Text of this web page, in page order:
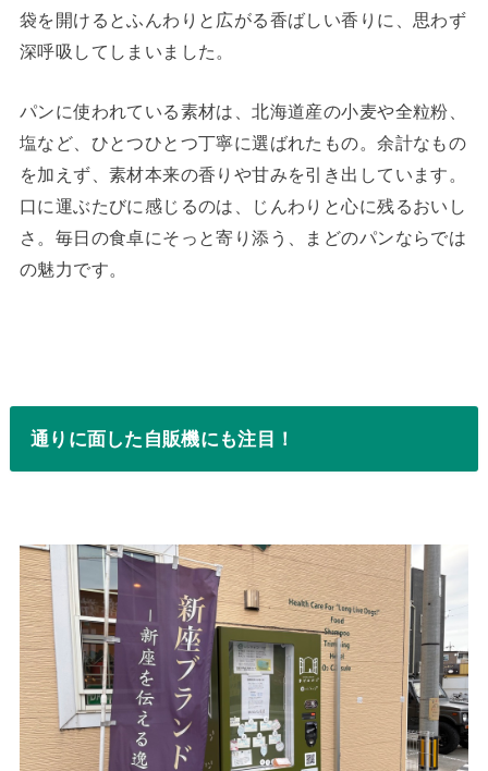
袋を開けるとふんわりと広がる香ばしい香りに、思わず
深呼吸してしまいました。
パンに使われている素材は、北海道産の小麦や全粒粉、
塩など、ひとつひとつ丁寧に選ばれたもの。余計なもの
を加えず、素材本来の香りや甘みを引き出しています。
口に運ぶたびに感じるのは、じんわりと心に残るおいし
さ。毎日の食卓にそっと寄り添う、まどのパンならでは
の魅力です。
通りに面した自販機にも注目！